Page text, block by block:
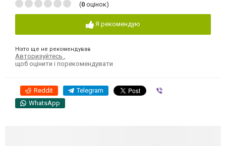
(0 оцінок)
Я рекомендую
Ніхто ще не рекомендував
Авторизуйтесь
щоб оцінити і порекомендувати
Reddit Telegram
WhatsApp